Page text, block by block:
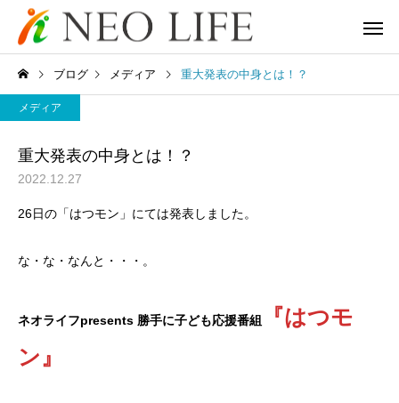
ブログ メディア 重大発表の中身とは！？
メディア
重大発表の中身とは！？
2022.12.27
26日の「はつモン」にては発表しました。
な・な・なんと・・・。
ネオライフpresents 勝手に子ども応援番組
『はつモ
ン』